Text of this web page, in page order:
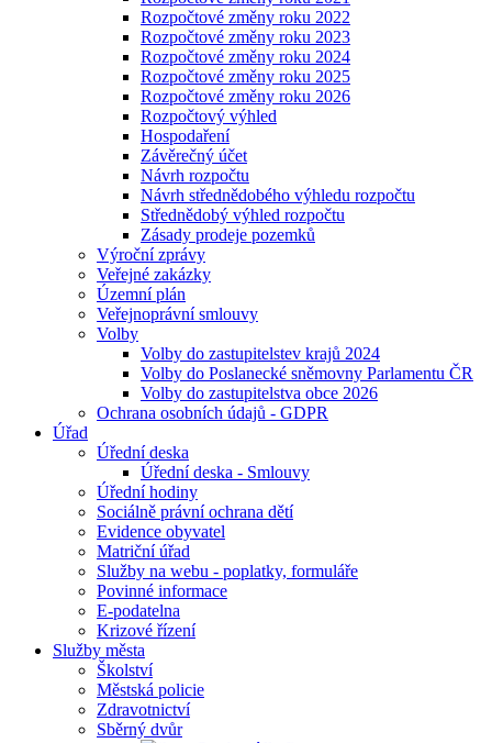
Rozpočtové změny roku 2022
Rozpočtové změny roku 2023
Rozpočtové změny roku 2024
Rozpočtové změny roku 2025
Rozpočtové změny roku 2026
Rozpočtový výhled
Hospodaření
Závěrečný účet
Návrh rozpočtu
Návrh střednědobého výhledu rozpočtu
Střednědobý výhled rozpočtu
Zásady prodeje pozemků
Výroční zprávy
Veřejné zakázky
Územní plán
Veřejnoprávní smlouvy
Volby
Volby do zastupitelstev krajů 2024
Volby do Poslanecké sněmovny Parlamentu ČR
Volby do zastupitelstva obce 2026
Ochrana osobních údajů - GDPR
Úřad
Úřední deska
Úřední deska - Smlouvy
Úřední hodiny
Sociálně právní ochrana dětí
Evidence obyvatel
Matriční úřad
Služby na webu - poplatky, formuláře
Povinné informace
E-podatelna
Krizové řízení
Služby města
Školství
Městská policie
Zdravotnictví
Sběrný dvůr